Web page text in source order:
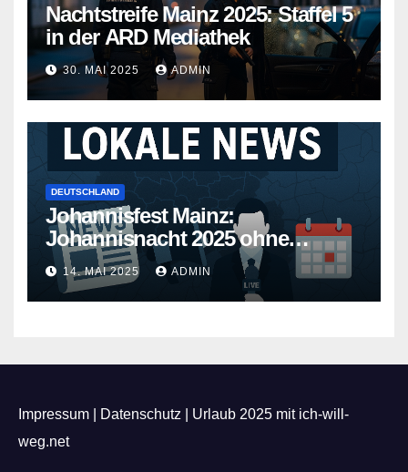
Nachtstreife Mainz 2025: Staffel 5
in der ARD Mediathek
30. MAI 2025 ADMIN
DEUTSCHLAND
Johannisfest Mainz:
Johannisnacht 2025 ohne
Feuerwerk
14. MAI 2025 ADMIN
Impressum Datenschutz
Urlaub 2025 mit ich-will-
weg.net